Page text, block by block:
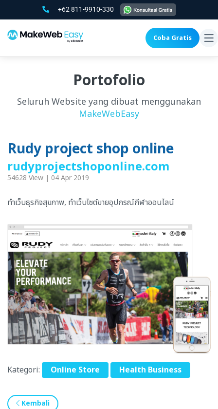
+62 811-9910-330
Coba Gratis
Portofolio
Seluruh Website yang dibuat menggunakan
MakeWebEasy
Rudy project shop online
rudyprojectshoponline.com
54628 View | 04 Apr 2019
ทำเว็บธุรกิจสุขภาพ, ทำเว็บไซต์ขายอุปกรณ์กีฬาออนไลน์
Kategori: Online Store Health Business
Kembali